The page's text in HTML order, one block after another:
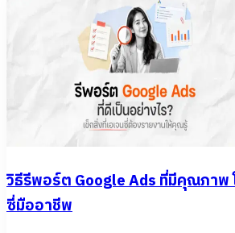
วิธีรีพอร์ต Google Ads ที่มีคุณภาพ
ซี่มืออาชีพ